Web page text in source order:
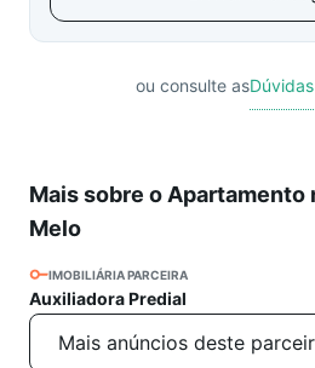
ou consulte as
Mais sobre o Apartamento
Melo
IMOBILIÁRIA PARCEIRA
Auxiliadora Predial
Mais anúncios deste